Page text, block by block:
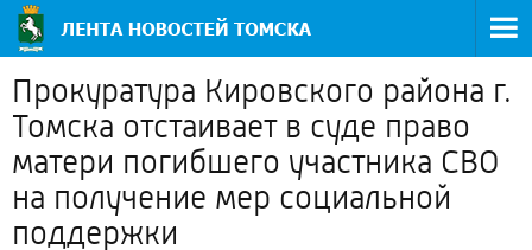
Прокуратура Кировского района г.
Томска отстаивает в суде право
матери погибшего участника СВО
на получение мер социальной
поддержки